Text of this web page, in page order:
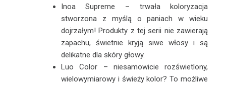
Inoa Supreme – trwała koloryzacja
stworzona z myślą o paniach w wieku
dojrzałym! Produkty z tej serii nie zawierają
zapachu, świetnie kryją siwe włosy i są
delikatne dla skóry głowy.
Luo Color – niesamowicie rozświetlony,
wielowymiarowy i świeży kolor? To możliwe